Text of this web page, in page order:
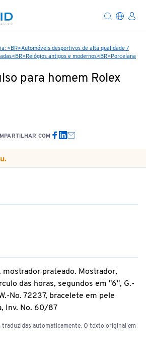
<BR>Automóveis desportivos de alta qualidade /
antigos e modernos<BR>Porcelana
para homem Rolex
COM
mostrador prateado. Mostrador,
das horas, segundos em "6", G.-
No. 72237, bracelete em pele
Inv. No. 60/87
traduzidas automaticamente. O texto original em